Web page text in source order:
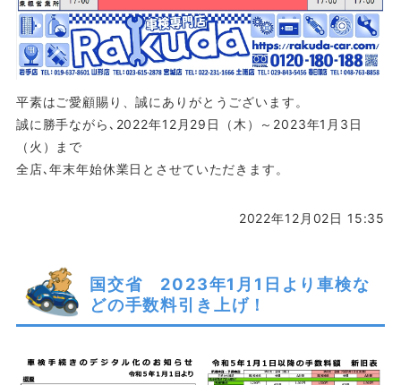
平素はご愛顧賜り、誠にありがとうございます。
誠に勝手ながら､2022年12月29日（木）～2023年1月3日
（火）まで
全店､年末年始休業日とさせていただきます。
2022年12月02日 15:35
国交省 2023年1月1日より車検な
どの手数料引き上げ！